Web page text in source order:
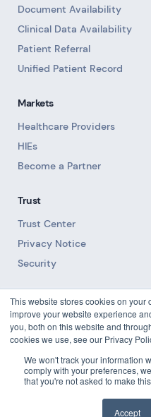
This website stores cookies on your
improve your website experience
you, both on this website and
cookies we use, see our Privacy
We won't track your information
comply with your preferences,
that you're not asked to make
Accept
Document Availability
Clinical Data Availability
Patient Referral
Unified Patient Record
Markets
Healthcare Providers
HIEs
Become a Partner
Trust
Trust Center
Privacy Notice
Security
Resources
Blog
Downloads
Docs